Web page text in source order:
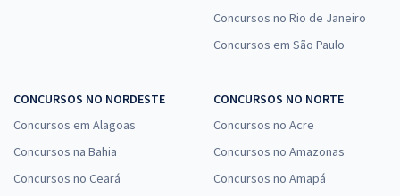
Concursos no Rio de Janeiro
Concursos em São Paulo
CONCURSOS NO NORDESTE
Concursos em Alagoas
Concursos na Bahia
Concursos no Ceará
CONCURSOS NO NORTE
Concursos no Acre
Concursos no Amazonas
Concursos no Amapá